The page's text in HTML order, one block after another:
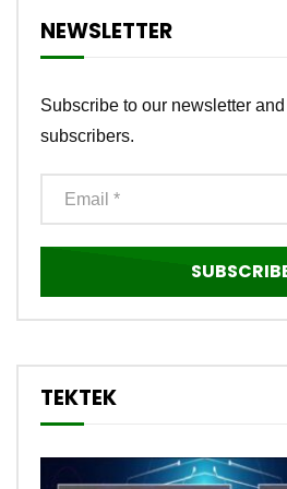
NEWSLETTER
Subscribe to our newsletter
subscribers.
TEKTEK